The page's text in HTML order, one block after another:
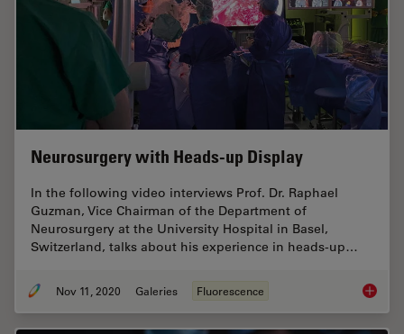
Neurosurgery with Heads-up Display
In the following video interviews Prof. Dr. Raphael
Guzman, Vice Chairman of the Department of
Neurosurgery at the University Hospital in Basel,
Switzerland, talks about his experience in heads-up…
Nov 11, 2020 Galeries Fluorescence